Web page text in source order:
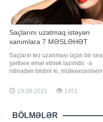
Saçlarını uzatmaq istəyən
xanımlara 7 MƏSLƏHƏT
Saçların tez uzanması üçün bir sıra
şərtlərə əməl etmək lazımdır. -a
istinadən bildirir ki, mütəxəssislərin
olmaz:. 1. Saçların sürətlə uzanması
üçün tez-tez saçqıranları
çox isti və çox soyuq su ilə yumayın.
İsti su saç köklərin
19.08.2021 1451
BÖLMƏLƏR